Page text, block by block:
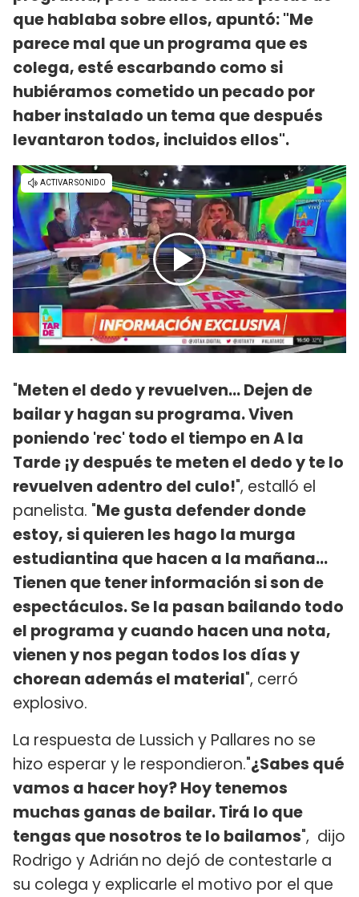
que hablaba sobre ellos, apuntó: "Me
parece mal que un programa que es
colega, esté escarbando como si
hubiéramos cometido un pecado por
haber instalado un tema que después
levantaron todos, incluidos ellos".
"Meten el dedo y revuelven... Dejen de
bailar y hagan su programa. Viven
poniendo 'rec' todo el tiempo en A la
Tarde ¡y después te meten el dedo y te lo
revuelven adentro del culo!", estalló el
panelista. "Me gusta defender donde
estoy, si quieren les hago la murga
estudiantina que hacen a la mañana...
Tienen que tener información si son de
espectáculos. Se la pasan bailando todo
el programa y cuando hacen una nota,
vienen y nos pegan todos los días y
chorean además el material", cerró
explosivo.
La respuesta de Lussich y Pallares no se
hizo esperar y le respondieron."¿Sabes qué
vamos a hacer hoy? Hoy tenemos
muchas ganas de bailar. Tirá lo que
tengas que nosotros te lo bailamos", dijo
Rodrigo y Adrián no dejó de contestarle a
su colega y explicarle el motivo por el que